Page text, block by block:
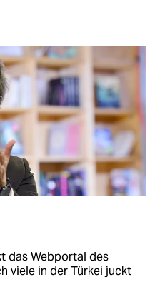
das Webportal des
viele in der Türkei juckt